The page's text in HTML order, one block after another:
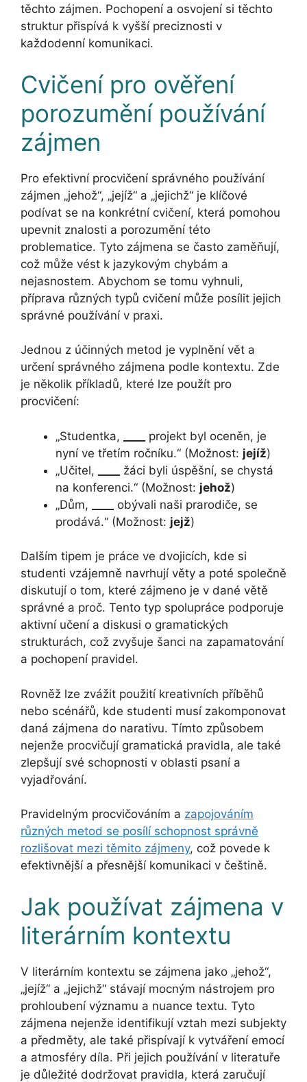
těchto zájmen. Pochopení a osvojení si těchto
struktur přispívá k vyšší preciznosti v
každodenní komunikaci.
Cvičení pro ověření
porozumění používání
zájmen
Pro efektivní procvičení správného používání
zájmen „jehož“, „jejíž“ a „jejichž“ je klíčové
podívat se na konkrétní cvičení, která pomohou
upevnit znalosti a porozumění této
problematice. Tyto zájmena se často zaměňují,
což může vést k jazykovým chybám a
nejasnostem. Abychom se tomu vyhnuli,
příprava různých typů cvičení může posílit jejich
správné používání v praxi.
Jednou z účinných metod je vyplnění vět a
určení správného zájmena podle kontextu. Zde
je několik příkladů, které lze použít pro
procvičení:
„Studentka,
projekt byl oceněn, je
nyní ve třetím ročníku.“ (Možnost: jejíž)
„Učitel,
žáci byli úspěšní, se chystá
na konferenci.“ (Možnost: jehož)
„Dům,
obývali naši prarodiče, se
prodává.“ (Možnost: jejž)
Dalším tipem je práce ve dvojicích, kde si
studenti vzájemně navrhují věty a poté společně
diskutují o tom, které zájmeno je v dané větě
správné a proč. Tento typ spolupráce podporuje
aktivní učení a diskusi o gramatických
strukturách, což zvyšuje šanci na zapamatování
a pochopení pravidel.
Rovněž lze zvážit použití kreativních příběhů
nebo scénářů, kde studenti musí zakomponovat
daná zájmena do narativu. Tímto způsobem
nejenže procvičují gramatická pravidla, ale také
zlepšují své schopnosti v oblasti psaní a
vyjadřování.
Pravidelným procvičováním a zapojováním
různých metod se posílí schopnost správně
rozlišovat mezi těmito zájmeny, což povede k
efektivnější a přesnější komunikaci v češtině.
Jak používat zájmena v
literárním kontextu
V literárním kontextu se zájmena jako „jehož“,
„jejíž“ a „jejichž“ stávají mocným nástrojem pro
prohloubení významu a nuance textu. Tyto
zájmena nejenže identifikují vztah mezi subjekty
a předměty, ale také přispívají k vytváření emocí
a atmosféry díla. Při jejich používání v literatuře
je důležité dodržovat pravidla, která zaručují